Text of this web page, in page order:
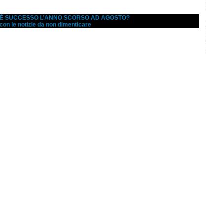
SUCCESSO L’ANNO SCORSO AD AGOSTO?
le notizie da non dimenticare